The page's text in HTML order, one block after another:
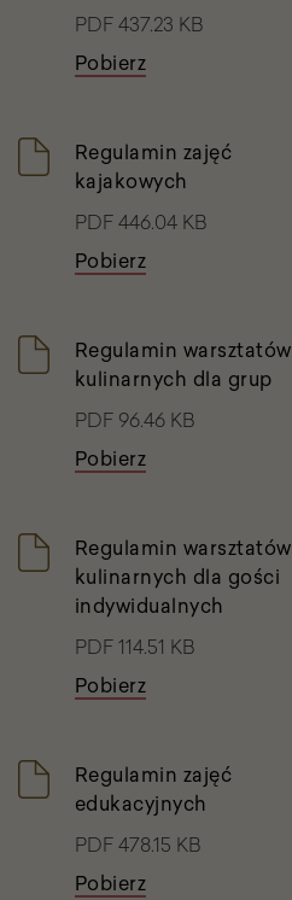
PDF 437.23 KB
Pobierz
Regulamin zajęć
kajakowych
PDF 446.04 KB
Pobierz
Regulamin warsztatów
kulinarnych dla grup
PDF 96.46 KB
Pobierz
Regulamin warsztatów
kulinarnych dla gości
indywidualnych
PDF 114.51 KB
Pobierz
Regulamin zajęć
edukacyjnych
PDF 478.15 KB
Pobierz